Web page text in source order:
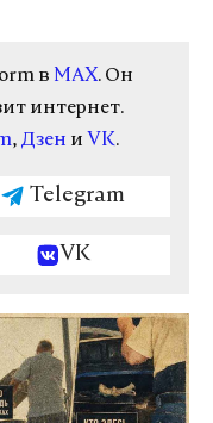
в MAX. Он
интернет.
, Дзен и VK.
Telegram
VK